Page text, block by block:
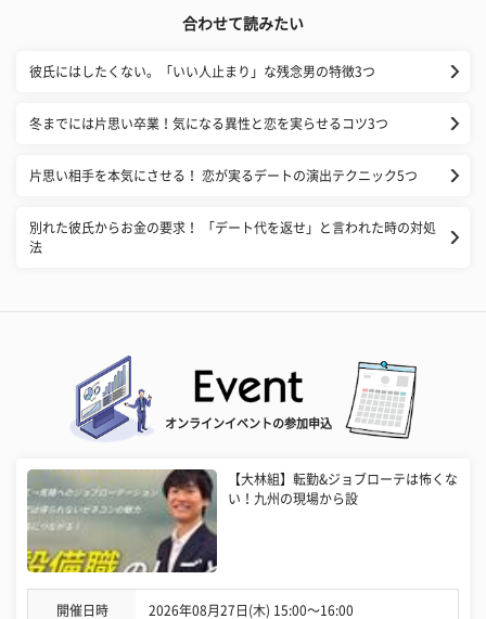
合わせて読みたい
彼氏にはしたくない。「いい人止まり」な残念男の特徴3つ
冬までには片思い卒業！気になる異性と恋を実らせるコツ3つ
片思い相手を本気にさせる！ 恋が実るデートの演出テクニック5つ
別れた彼氏からお金の要求！ 「デート代を返せ」と言われた時の対処
法
オンラインイベントの参加申込
【大林組】転勤&ジョブローテは怖くな
い！九州の現場から設
開催日時 2026年08月27日(木) 15:00〜16:00